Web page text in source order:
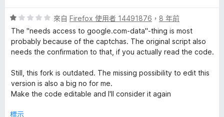
分
5
分
分
，
滿
分
分
評
價
1
分
滿
分
5
來自 Firefox 使用者 14491876 ， 8 年前
The "needs access to google.com-data"-thing is most
probably because of the captchas. The original script also
needs the confirmation to that, if you actually read the code.
Still, this fork is outdated. The missing possibility to edit this
version is also a big no for me.
Make the code editable and I'll consider it again
標示